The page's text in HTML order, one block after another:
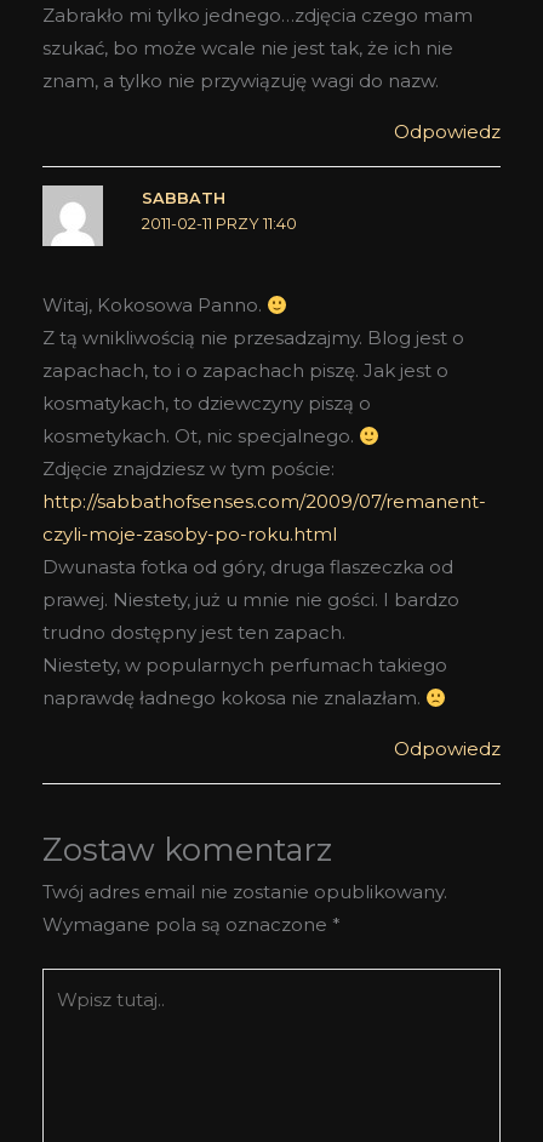
Zabrakło mi tylko jednego…zdjęcia czego mam
szukać, bo może wcale nie jest tak, że ich nie
znam, a tylko nie przywiązuję wagi do nazw.
Odpowiedz
SABBATH
2011-02-11 PRZY 11:40
Witaj, Kokosowa Panno.
Z tą wnikliwością nie przesadzajmy. Blog jest o
zapachach, to i o zapachach piszę. Jak jest o
kosmatykach, to dziewczyny piszą o
kosmetykach. Ot, nic specjalnego.
Zdjęcie znajdziesz w tym poście:
http://sabbathofsenses.com/2009/07/remanent-
czyli-moje-zasoby-po-roku.html
Dwunasta fotka od góry, druga flaszeczka od
prawej. Niestety, już u mnie nie gości. I bardzo
trudno dostępny jest ten zapach.
Niestety, w popularnych perfumach takiego
naprawdę ładnego kokosa nie znalazłam.
Odpowiedz
Zostaw komentarz
Twój adres email nie zostanie opublikowany.
Wymagane pola są oznaczone *
tutaj..